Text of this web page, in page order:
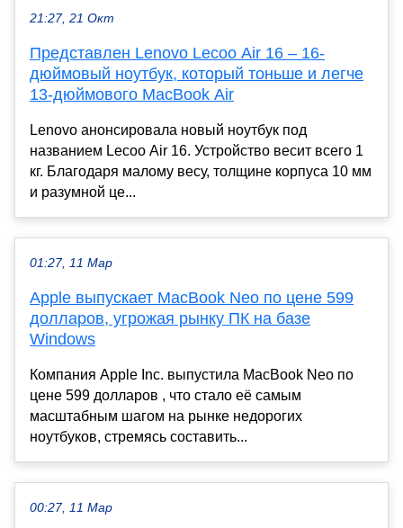
21:27, 21 Окт
Представлен Lenovo Lecoo Air 16 – 16-
дюймовый ноутбук, который тоньше и легче
13-дюймового MacBook Air
Lenovo анонсировала новый ноутбук под
названием Lecoo Air 16. Устройство весит всего 1
кг. Благодаря малому весу, толщине корпуса 10 мм
и разумной це...
01:27, 11 Мар
Apple выпускает MacBook Neo по цене 599
долларов, угрожая рынку ПК на базе
Windows
Компания Apple Inc. выпустила MacBook Neo по
цене 599 долларов , что стало её самым
масштабным шагом на рынке недорогих
ноутбуков, стремясь составить...
00:27, 11 Мар